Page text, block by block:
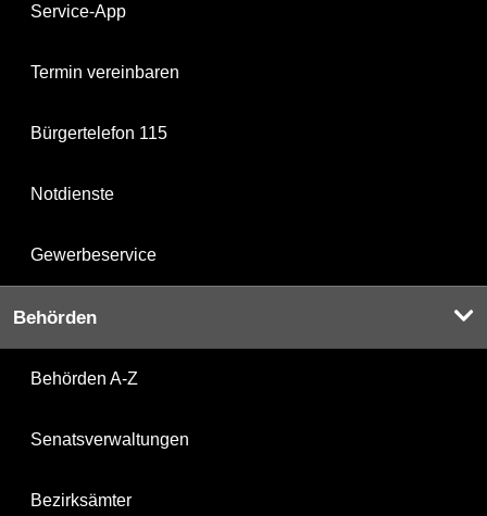
Service-App
Termin vereinbaren
Bürgertelefon 115
Notdienste
Gewerbeservice
Behörden
Behörden A-Z
Senatsverwaltungen
Bezirksämter